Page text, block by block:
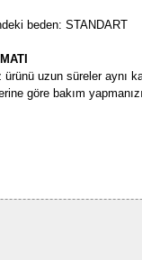
beden: STANDART
ürünü uzun süreler
göre bakım